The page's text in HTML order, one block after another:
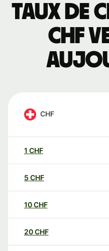
Taux de
CHF
CHF
1 CHF
5 CHF
10CHF
20CHF